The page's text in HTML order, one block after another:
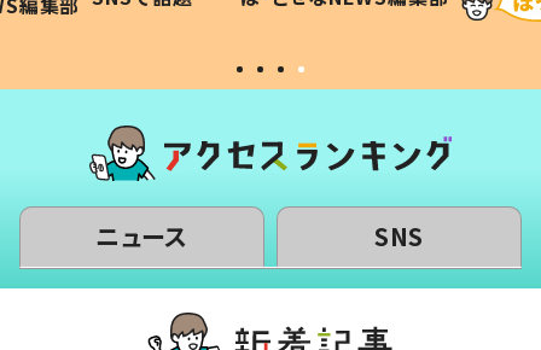
#令和の子
い」
ニュース SNS